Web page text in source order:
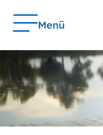
Menü